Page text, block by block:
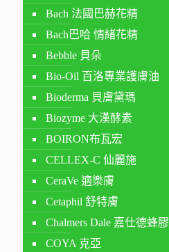
Bach 法國巴赫花精
Bach巴哈 情緒花精
Bebble 貝朵
Bio-Oil 百洛專業護膚油
Bioderma 貝膚黛瑪
Biozyme 大漢酵素
BOIRON布瓦宏
CELLEX-C 仙麗施
CeraVe 適樂膚
Cetaphil 舒特膚
Chalmers Dale 嘉仕德蜂膠
COYA 克亞